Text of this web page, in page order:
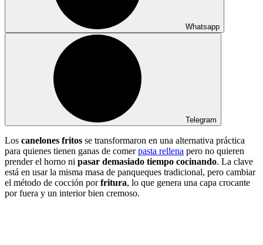
Whatsapp
Telegram
Los canelones fritos se transformaron en una alternativa práctica
para quienes tienen ganas de comerpasta rellena pero no quieren
prender el horno ni pasar demasiado tiempo cocinando. La clave
está en usar la misma masa de panqueques tradicional, pero cambiar
el método de cocción porfritura, lo que genera una capa crocante
por fuera y un interior bien cremoso.